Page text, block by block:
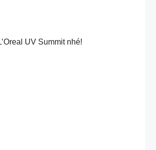
UV Summit nhé!